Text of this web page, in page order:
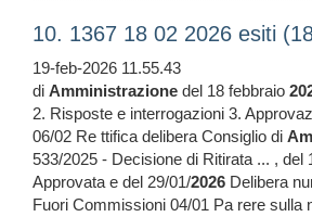
10. 1367 18 02 2026 esiti
19-feb-2026 11.55.43
di Amministrazione del 18 febbraio
2. Risposte e interrogazioni 3.
06/02 Re ttifica delibera Consiglio di
533/2025 - Decisione di Ritirata ... , del
Approvata e del 29/01/2026 Delibera
Fuori Commissioni 04/01 Pa rere sulla